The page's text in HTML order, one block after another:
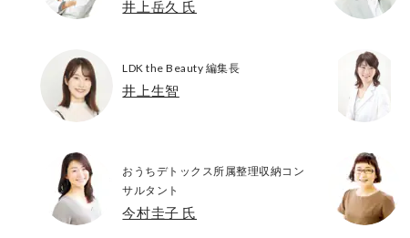
井上岳久 氏
LDK the Beauty 編集長
井上生智
おうちデトックス所属整理収納コン
サルタント
今村圭子 氏